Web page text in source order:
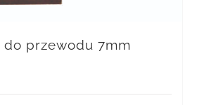
do przewodu 7mm